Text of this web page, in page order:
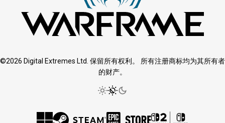
©2026 Digital Extremes Ltd. 保留所有权利。 所有注册商标均为其所有者
的财产。